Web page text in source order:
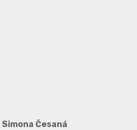
Simona Česaná